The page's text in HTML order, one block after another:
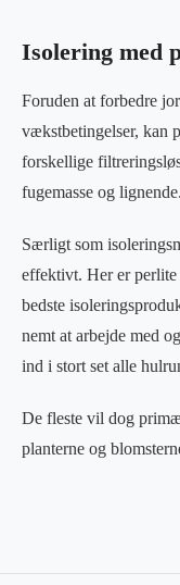
Isolering med
Foruden at forbedre
vækstbetingelser, kan
forskellige
fugemasse og lignende.
Særligt som
effektivt. Her er perlite
bedste
nemt at arbejde med
ind i stort set alle
De fleste vil dog
planterne og